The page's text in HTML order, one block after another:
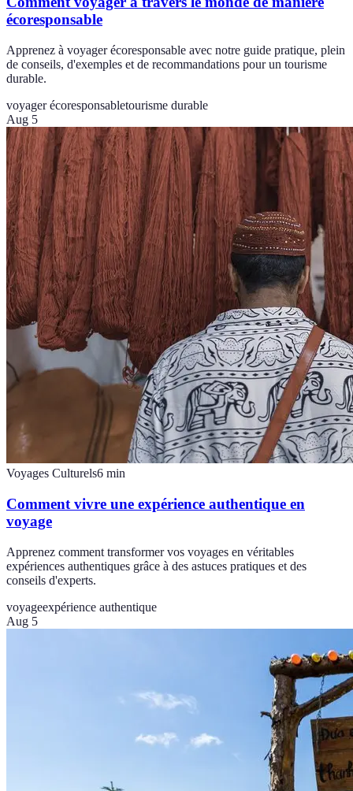
écoresponsable
Apprenez à voyager écoresponsable avec notre guide pratique, plein
de conseils, d'exemples et de recommandations pour un tourisme
durable.
voyager écoresponsabletourisme durable
Aug 5
Voyages Culturels6 min
Comment vivre une expérience authentique en
voyage
Apprenez comment transformer vos voyages en véritables
expériences authentiques grâce à des astuces pratiques et des
conseils d'experts.
voyageexpérience authentique
Aug 5